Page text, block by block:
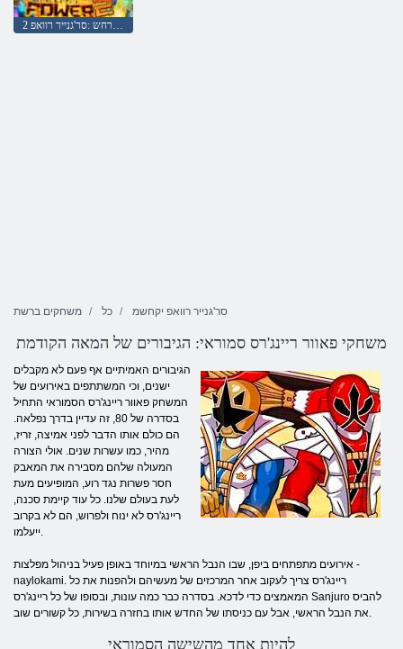
2 חוכה תא ררחש :סר'גנייר רוואפ
משחקים ברשת כל סר'גנייר רוואפ יקחשמ
משחקי פאוור ריינג'רס סמוראי: הגיבורים של המאה הקודמת
הגיבורים האמיתיים אף פעם לא מקבלים
ישנים, וכי המשתתפים באירועים של
המשחק פאוור ריינג'רס הסמוראי התחיל
בסדרה של 80, זה עדיין בדרך נפלאה.
הם כולם אותו הדבר לפני אמיצה, זריז,
מהיר, כמו עשרות שנים. אולי הצורה
המעולה שלהם מסבירה את המאבק
חסר פשרות נגד רוע, המופיעים מעת
לעת בעולם שלנו. כל עוד קיימת סכנה,
ריינג'רס לא ינוח ולפרוש, הם לא בקרוב
ייעלמו.
אירועים מתפתחים ביפן, שבו הנבל הראשי במיוחד באופן פעיל בניהול מפלצות -
naylokami. ריינג'רס צריך לעקוב אחר המרכזים של מעשיהם ולהפנות את כל
המאמצים כדי לדכא. בסדרה כבר כמה עונות, ובסופו של כל ריינג'רס Sanjuro להביס
את הנבל הראשי, אבל עם כניסתו של החדש אותו בחזרה בשירות, כל קשורים שוב.
להיות אחד מהשישה הסמוראי